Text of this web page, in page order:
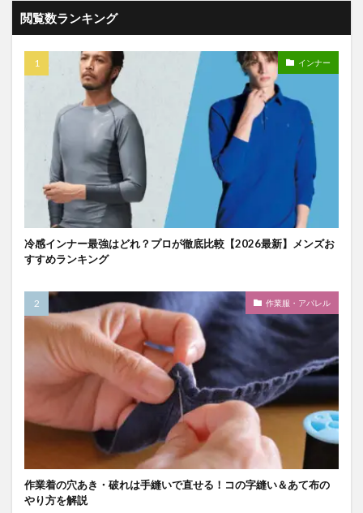
閲覧数ランキング
インナー
冷感インナー最強はどれ？プロが徹底比較【2026最新】メンズお
すすめランキング
作業服・アパレル
作業着の穴あき・破れは手縫いで直せる！コの字縫い＆あて布の
やり方を解説